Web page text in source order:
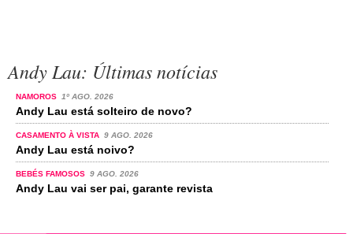
Andy Lau: Últimas notícias
NAMOROS 1º AGO. 2026
Andy Lau está solteiro de novo?
CASAMENTO À VISTA 9 AGO. 2026
Andy Lau está noivo?
BEBÉS FAMOSOS 9 AGO. 2026
Andy Lau vai ser pai, garante revista